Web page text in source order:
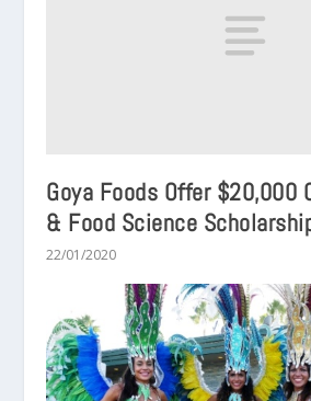
Goya Foods Offer $20,000
& Food Science
22/01/2020